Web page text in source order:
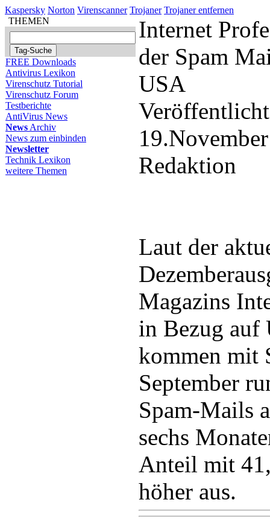
Kaspersky Norton Virenscanner Trojaner Trojaner entfernen
THEMEN
FREE Downloads
Antivirus Lexikon
Virenschutz Tutorial
Virenschutz Forum
Testberichte
AntiVirus News
News Archiv
News zum einbinden
Newsletter
Technik Lexikon
weitere Themen
Internet
der Spam
USA
Redaktion
Laut der
Magazins
in Bezug auf
kommen mit
September
Spam-Mails
sechs
Anteil mit
höher aus.